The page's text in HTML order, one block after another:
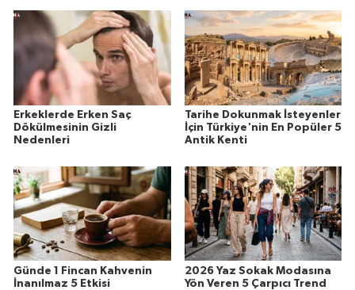
Erkeklerde Erken Saç
Dökülmesinin Gizli
Nedenleri
Tarihe Dokunmak İsteyenler
İçin Türkiye'nin En Popüler 5
Antik Kenti
Günde 1 Fincan Kahvenin
İnanılmaz 5 Etkisi
2026 Yaz Sokak Modasına
Yön Veren 5 Çarpıcı Trend